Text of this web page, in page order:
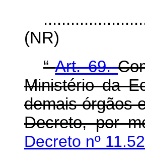
(NR)
“Art. 69.
Ministério da
demais órgãos
Decreto, por
Decreto nº